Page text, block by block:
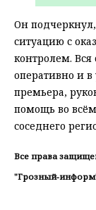
Он
ситуацию с
контролем. Вся
оперативно и
премьера,
помощь во
соседнего
Все права
"Грозный-